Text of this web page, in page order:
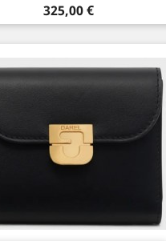
Prix
325,00 €